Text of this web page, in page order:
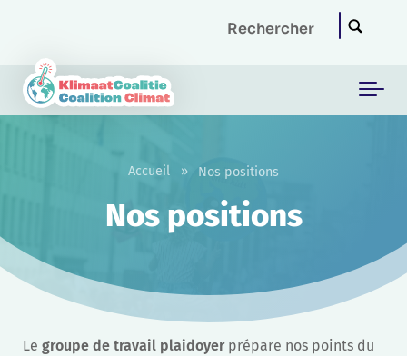
Nos positions
Accueil » Nos positions
Le groupe de travail plaidoyerprépare nos points du